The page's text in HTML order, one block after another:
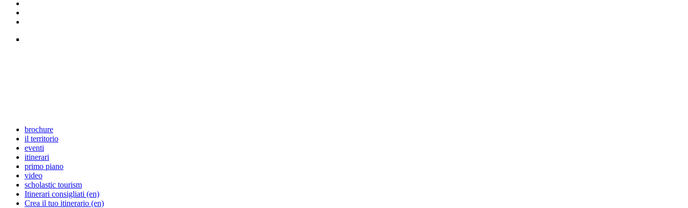
brochure
il territorio
eventi
itinerari
primo piano
video
scholastic tourism
Itinerari consigliati (en)
Crea il tuo itinerario (en)